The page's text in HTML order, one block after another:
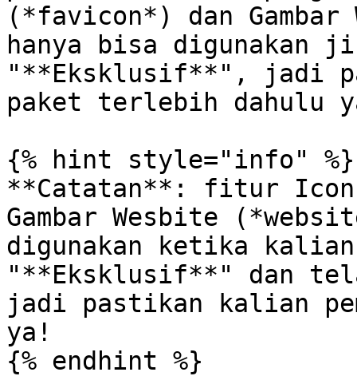
(*favicon*) dan
hanya bisa digunakan
"**Eksklusif**", jadi
paket terlebih dahulu
{% hint style="info" %}
**Catatan**: fitur Icon
Gambar Wesbite
digunakan ketika
"**Eksklusif**" dan
jadi pastikan kalian
ya!
{% endhint %}